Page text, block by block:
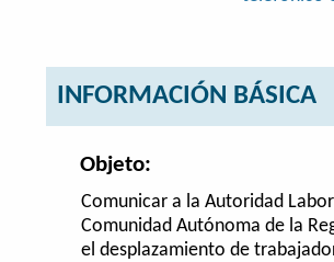
INFORMACIÓN BÁSICA
Objeto:
Comunicar a la Autoridad
Comunidad Autónoma de la
el desplazamiento de